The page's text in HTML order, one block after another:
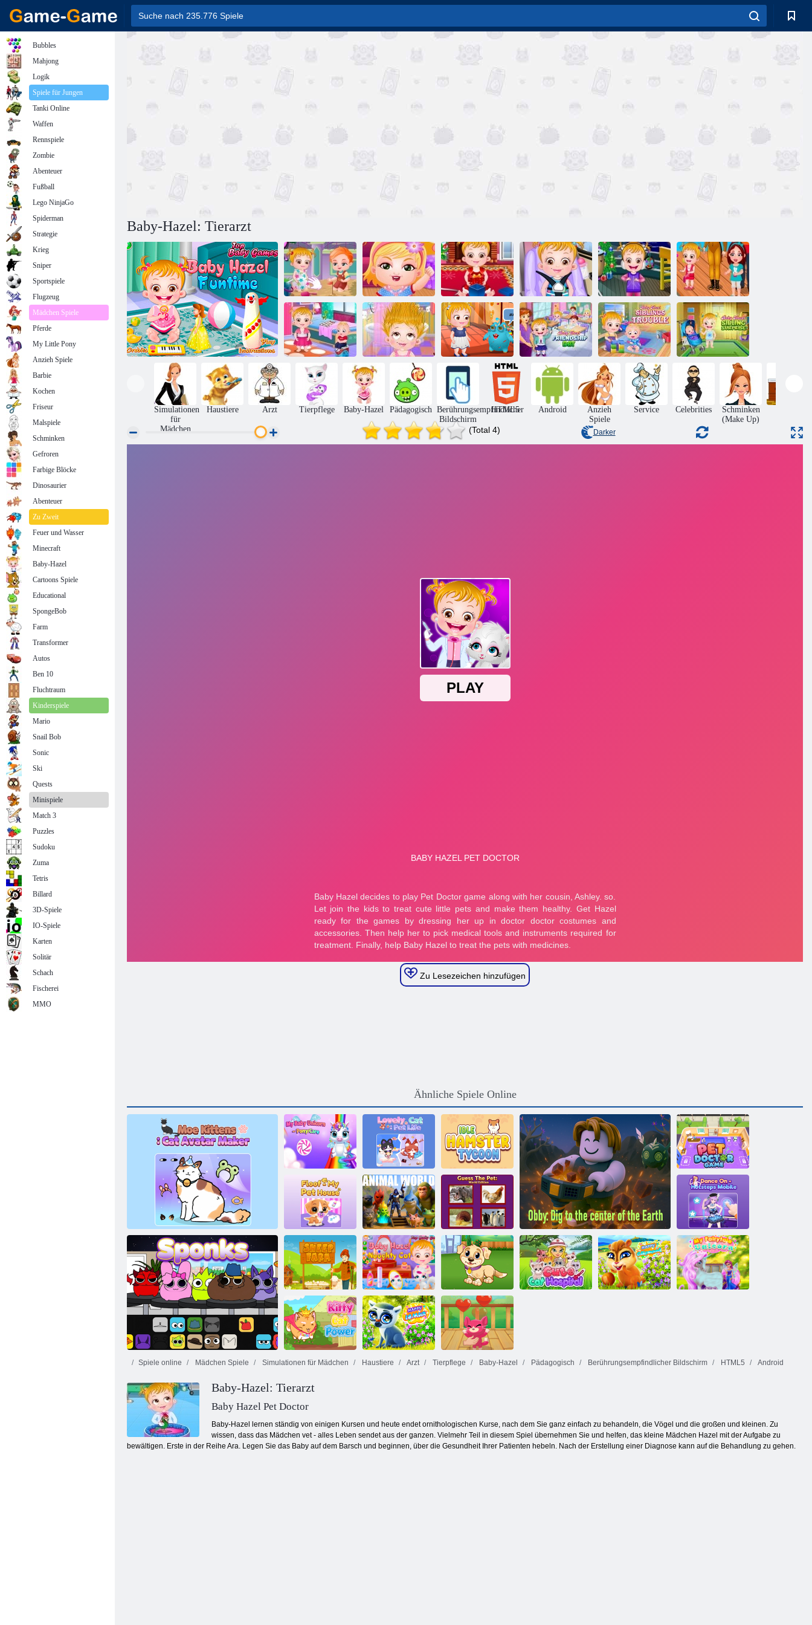
Baby-Hazel: Tierarzt
Baby-Hazel
Goldfish
Baby-Hazel
Unfug Zeit
Baby-Hazel
Christmas Time
Baby-Hazel
Playdate
Baby-Hazel
Neujahr Bash
Baby-Hazel
Dolphin-Tour
Baby-
Haselnuss: Ein
Tag im
Kindergarten
Baby- Hazel
Hair Day
Baby- Hazel
Alien Freund
Baby Hazel
Freundschaftstag
Baby Hazel:
Ärger mit
Geschwistern
Baby Hazel:
Geschwisterüberraschung
Simulationen
für
Mädchen
Haustiere Arzt Tierpflege Baby-Hazel Pädagogisch Berührungsempfindlicher
Bildschirm
HTML5 Android
Anzieh
Spiele
Service Celebrities
Schminken
(Make Up)
(Total 4) Darker
Zu Lesezeichen hinzufügen
Ähnliche Spiele Online
Moe Kätzchen Katze Avatar Maker
Mein Baby
Einhorn - Pony
Care 2
Schöne Katze:
Haustierleben
Leerlauf
Hamster Tycoon
Haustierarzt-
Spiel
Floof My –
Haustierhaus
Tierwelt
Guess The Pet:
Weltausgabe
Tanzen Sie auf
Hotsteps Mobile
Schäferei
Baby-Hazel -
freche Katze
Mein
Welpenspieltag
Kitty
Katzenmacht
Spiele online Mädchen Spiele Simulationen für Mädchen Haustiere Arzt Tierpflege Baby-Hazel Pädagogisch Berührungsempfindlicher Bildschirm HTML5 Android
Baby-Hazel: Tierarzt
Baby Hazel Pet Doctor
Baby-Hazel lernen ständig von einigen Kursen und heute endet ornithologischen Kurse, nach dem Sie ganz einfach zu behandeln, die Vögel und die großen und kleinen. Zu
wissen, dass das Mädchen vet - alles Leben sendet aus der ganzen. Vielmehr Teil in diesem Spiel übernehmen Sie und helfen, das kleine Mädchen Hazel mit der Aufgabe zu
bewältigen. Erste in der Reihe Ara. Legen Sie das Baby auf dem Barsch und beginnen, über die Gesundheit Ihrer Patienten hebeln. Nach der Erstellung einer Diagnose kann auf die Behandlung zu gehen.
Bubbles
Mahjong
Logik
Spiele für Jungen
Tanki Online
Waffen
Rennspiele
Zombie
Abenteuer
Fußball
Lego NinjaGo
Spiderman
Strategie
Krieg
Sniper
Sportspiele
Flugzeug
Mädchen Spiele
Pferde
My Little Pony
Anzieh Spiele
Barbie
Kochen
Friseur
Malspiele
Schminken
Gefroren
Farbige Blöcke
Dinosaurier
Abenteuer
Zu Zweit
Feuer und Wasser
Minecraft
Baby-Hazel
Cartoons Spiele
Educational
SpongeBob
Farm
Transformer
Autos
Ben 10
Fluchtraum
Kinderspiele
Mario
Snail Bob
Sonic
Ski
Quests
Minispiele
Match 3
Puzzles
Sudoku
Zuma
Tetris
Billard
3D-Spiele
IO-Spiele
Karten
Solitär
Schach
Fischerei
MMO